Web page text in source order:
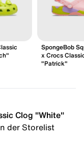
SpongeBob
x Crocs
"Patrick"
Clog "White"
der Storelist